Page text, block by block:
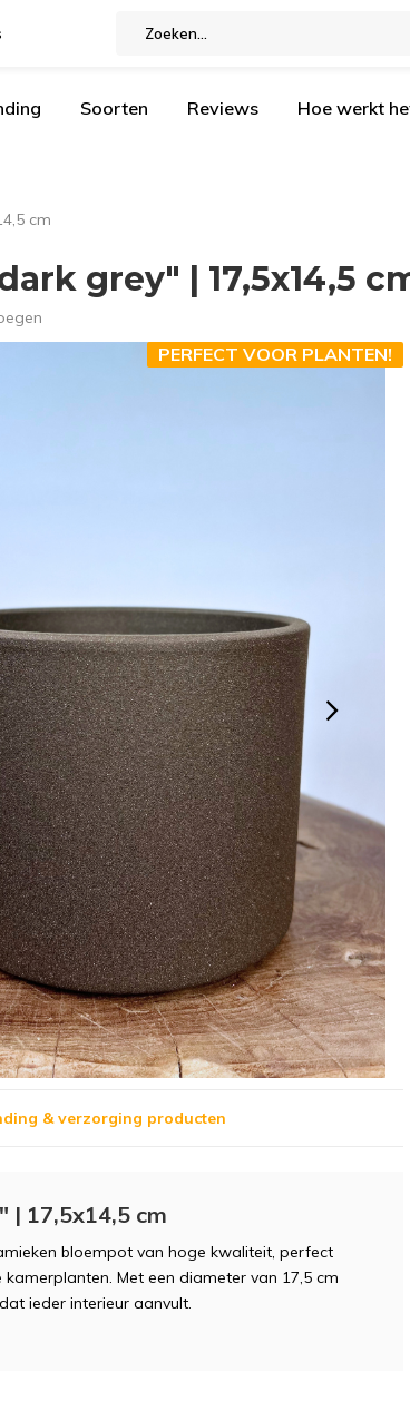
Soorten Reviews Hoe werkt
cm
grey" | 17,5x14,5
PERFECT VOOR PLANTEN!
& verzorging producten
| 17,5x14,5 cm
bloempot van hoge kwaliteit, perfect
Met een diameter van 17,5 cm
ieder interieur aanvult.